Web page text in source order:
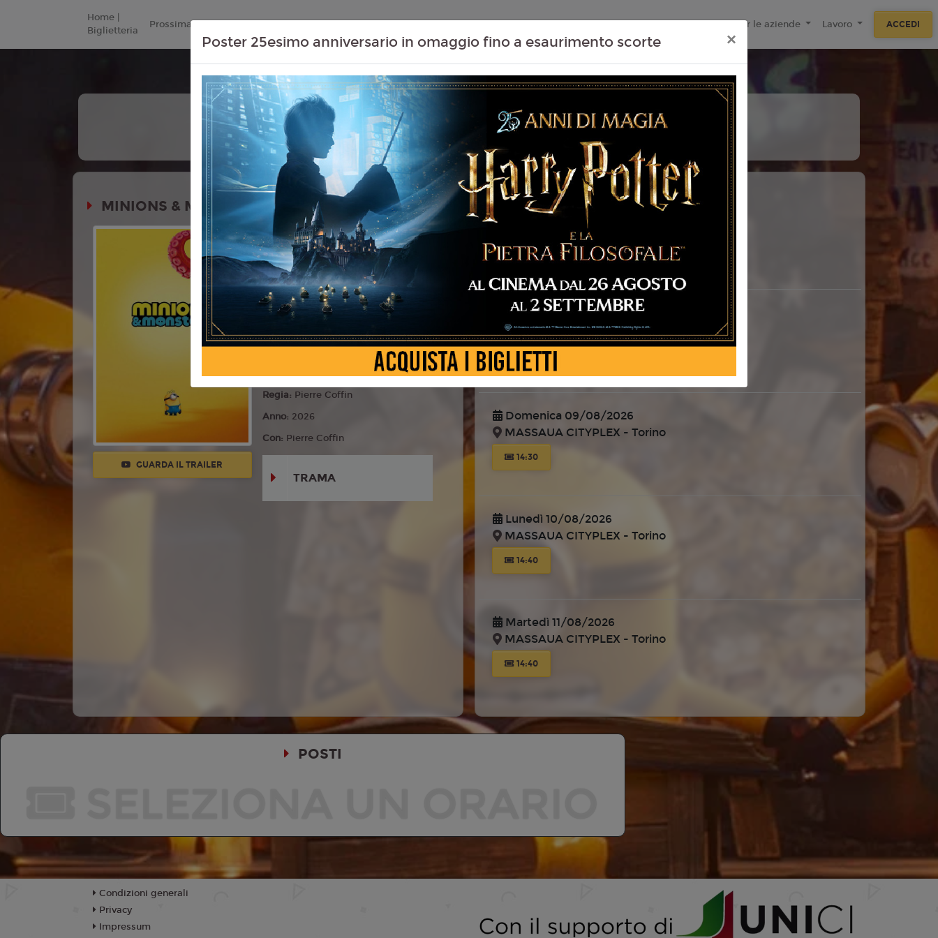
Home |
Biglietteria
Prossimamente Listino Prezzi Contenuti Extra Proiezioni Scolastiche Eventi Passati Tecnologie F.A.Q Per le aziende Lavoro ACCEDI
+
Tutte
Le Date
07
Agosto
Venerdì
08
Sabato
09
Agosto
10
Lunedì
11
MINIONS & MONSTERS
GUARDA IL TRAILER
Durata: 87 min
Genere:Animazione, Avventura,
Regia: Pierre Coffin
Anno: 2026
Con: Pierre Coffin
TRAMA
Venerdì 07/08/2026
MASSAUA CITYPLEX - Torino
14:40
Sabato 08/08/2026
MASSAUA CITYPLEX - Torino
14:40
Domenica 09/08/2026
MASSAUA CITYPLEX - Torino
14:30
Lunedì 10/08/2026
MASSAUA CITYPLEX - Torino
14:40
Martedì 11/08/2026
MASSAUA CITYPLEX - Torino
14:40
POSTI
Poster 25esimo anniversario in omaggio fino a esaurimento scorte ×
Condizioni generali
Privacy
Impressum